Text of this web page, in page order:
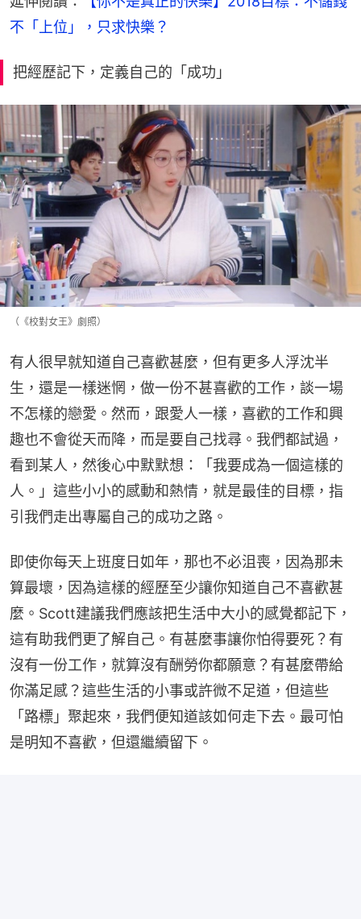
不「上位」，只求快樂？
把經歷記下，定義自己的「成功」
（《校對女王》劇照）
有人很早就知道自己喜歡甚麼，但有更多人浮沈半
生，還是一樣迷惘，做一份不甚喜歡的工作，談一場
不怎樣的戀愛。然而，跟愛人一樣，喜歡的工作和興
趣也不會從天而降，而是要自己找尋。我們都試過，
看到某人，然後心中默默想：「我要成為一個這樣的
人。」這些小小的感動和熱情，就是最佳的目標，指
引我們走出專屬自己的成功之路。
即使你每天上班度日如年，那也不必沮喪，因為那未
算最壞，因為這樣的經歷至少讓你知道自己不喜歡甚
麼。Scott建議我們應該把生活中大小的感覺都記下，
這有助我們更了解自己。有甚麼事讓你怕得要死？有
沒有一份工作，就算沒有酬勞你都願意？有甚麼帶給
你滿足感？這些生活的小事或許微不足道，但這些
「路標」聚起來，我們便知道該如何走下去。最可怕
是明知不喜歡，但還繼續留下。